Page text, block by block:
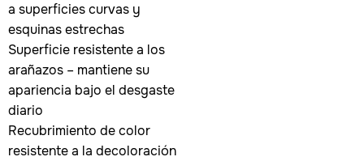
a superficies curvas y
esquinas estrechas
Superficie resistente a los
arañazos – mantiene su
apariencia bajo el desgaste
diario
Recubrimiento de color
resistente a la decoloración